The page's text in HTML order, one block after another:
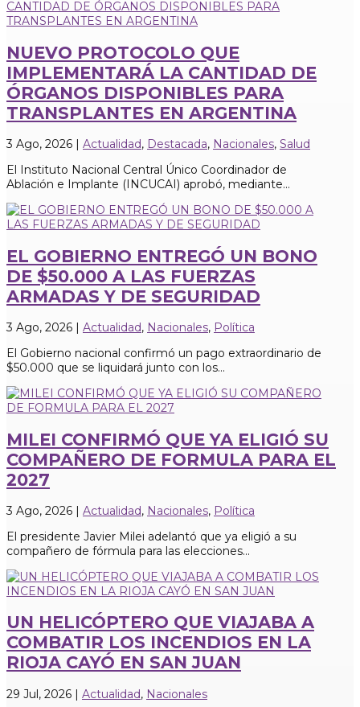
NUEVO PROTOCOLO QUE
IMPLEMENTARÁ LA CANTIDAD DE
ÓRGANOS DISPONIBLES PARA
TRANSPLANTES EN ARGENTINA
3 Ago, 2026 | Actualidad, Destacada, Nacionales, Salud
El Instituto Nacional Central Único Coordinador de
Ablación e Implante (INCUCAI) aprobó, mediante...
EL GOBIERNO ENTREGÓ UN BONO
DE $50.000 A LAS FUERZAS
ARMADAS Y DE SEGURIDAD
3 Ago, 2026 | Actualidad, Nacionales, Política
El Gobierno nacional confirmó un pago extraordinario de
$50.000 que se liquidará junto con los...
MILEI CONFIRMÓ QUE YA ELIGIÓ SU
COMPAÑERO DE FORMULA PARA EL
2027
3 Ago, 2026 | Actualidad, Nacionales, Política
El presidente Javier Milei adelantó que ya eligió a su
compañero de fórmula para las elecciones...
UN HELICÓPTERO QUE VIAJABA A
COMBATIR LOS INCENDIOS EN LA
RIOJA CAYÓ EN SAN JUAN
29 Jul, 2026 | Actualidad, Nacionales